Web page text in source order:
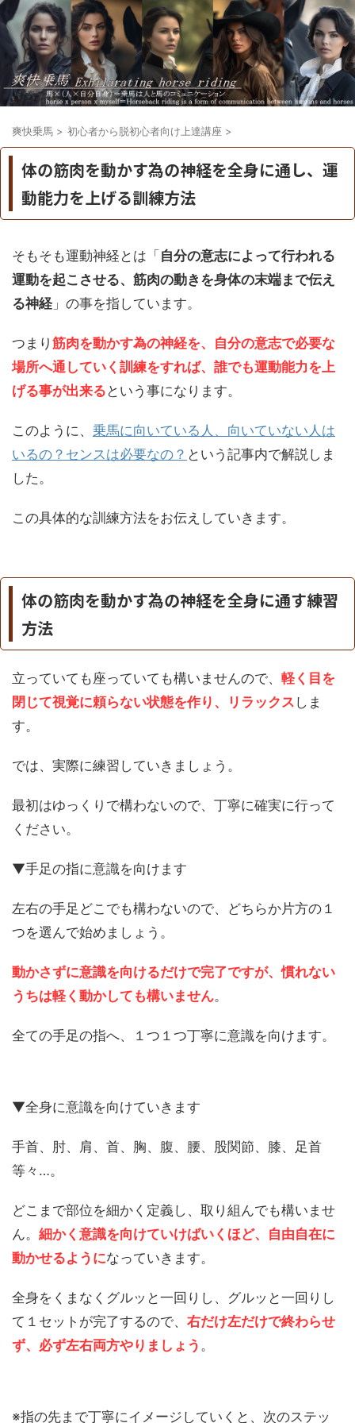
爽快乗馬 > 初心者から脱初心者向け上達講座 >
体の筋肉を動かす為の神経を全身に通し、運
動能力を上げる訓練方法
そもそも運動神経とは「 自分の意志によって行われる
運動を起こさせる、筋肉の動きを身体の末端まで伝え
る神経 」の事を指しています。
つまり 筋肉を動かす為の神経を、自分の意志で必要な
場所へ通していく訓練をすれば、誰でも運動能力を上
げる事が出来る という事になります。
このように、 乗馬に向いている人、向いていない人は
いるの？センスは必要なの？ という記事内で解説しま
した。
この具体的な訓練方法をお伝えしていきます。
体の筋肉を動かす為の神経を全身に通す練習
方法
立っていても座っていても構いませんので、 軽く目を
閉じて視覚に頼らない状態を作り、リラックス しま
す。
では、実際に練習していきましょう。
最初はゆっくりで構わないので、丁寧に確実に行って
ください。
▼手足の指に意識を向けます
左右の手足どこでも構わないので、どちらか片方の１
つを選んで始めましょう。
動かさずに意識を向けるだけで完了ですが、慣れない
うちは軽く動かしても構いません。
全ての手足の指へ、１つ１つ丁寧に意識を向けます。
▼全身に意識を向けていきます
手首、肘、肩、首、胸、腹、腰、股関節、膝、足首
等々…。
どこまで部位を細かく定義し、取り組んでも構いませ
ん。 細かく意識を向けていけばいくほど、自由自在に
動かせるようになっていきます。
全身をくまなくグルッと一回りし、グルッと一回りし
て１セットが完了するので、 右だけ左だけで終わらせ
ず、必ず左右両方やりましょう 。
※指の先まで丁寧にイメージしていくと、次のステッ